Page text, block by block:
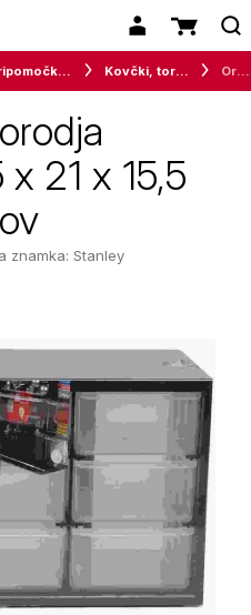
Pripomočki za delavnico Kovčki, torbe in škatle za orodje
21 x 15,5
znamka: Stanley